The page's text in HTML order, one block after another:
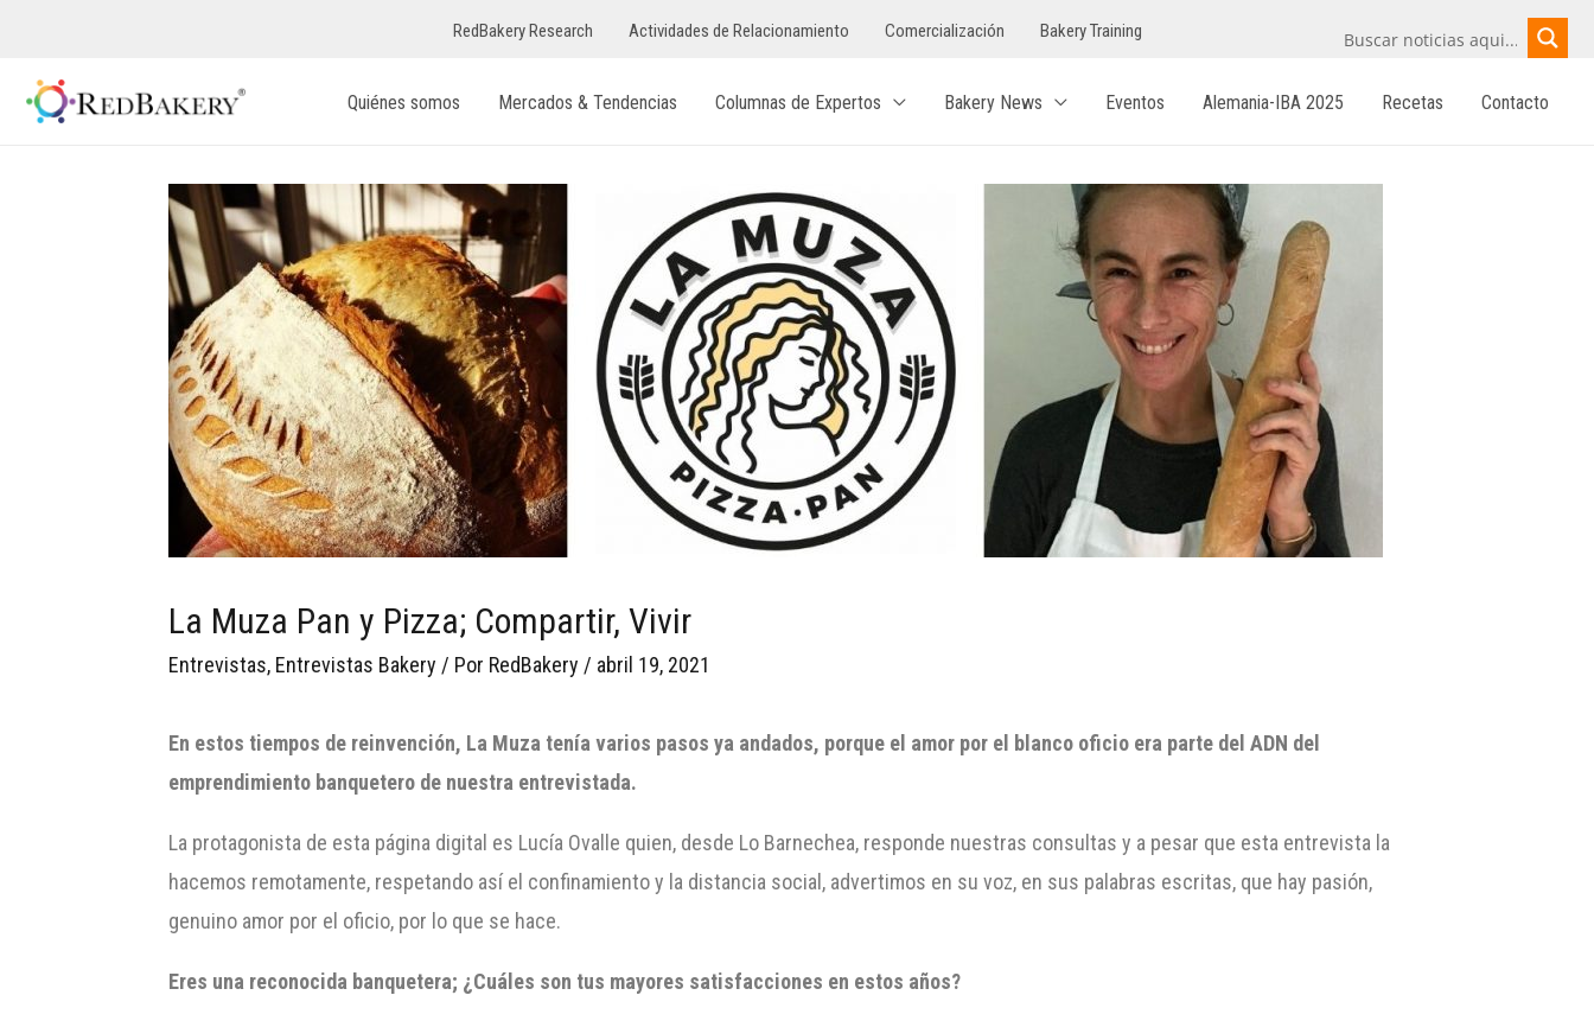
RedBakery Research Actividades de Relacionamiento Comercialización Bakery Training
Quiénes somos Mercados & Tendencias Columnas de Expertos Bakery News Eventos Alemania-IBA 2025 Recetas Contacto
La Muza Pan y Pizza; Compartir, Vivir
Entrevistas, Entrevistas Bakery / Por RedBakery / abril 19, 2021
En estos tiempos de reinvención, La Muza tenía varios pasos ya andados, porque el amor por el blanco oficio era parte del ADN del
emprendimiento banquetero de nuestra entrevistada.
La protagonista de esta página digital es Lucía Ovalle quien, desde Lo Barnechea, responde nuestras consultas y a pesar que esta entrevista la
hacemos remotamente, respetando así el confinamiento y la distancia social, advertimos en su voz, en sus palabras escritas, que hay pasión,
genuino amor por el oficio, por lo que se hace.
Eres una reconocida banquetera; ¿Cuáles son tus mayores satisfacciones en estos años?